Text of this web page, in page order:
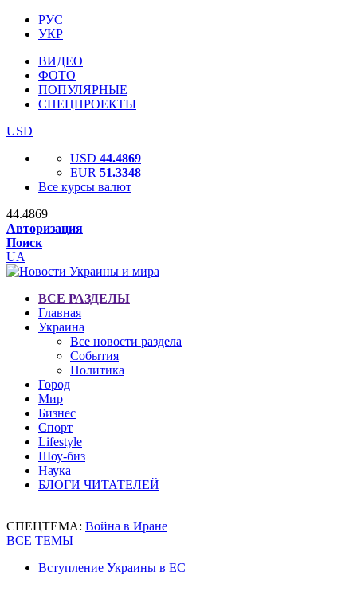
РУС
УКР
ВИДЕО
ФОТО
ПОПУЛЯРНЫЕ
СПЕЦПРОЕКТЫ
USD
USD 44.4869
EUR 51.3348
Все курсы валют
44.4869
Авторизация
Поиск
UA
ВСЕ РАЗДЕЛЫ
Главная
Украина
Все новости раздела
События
Политика
Город
Мир
Бизнес
Спорт
Lifestyle
Шоу-биз
Наука
БЛОГИ ЧИТАТЕЛЕЙ
СПЕЦТЕМА: Война в Иране
ВСЕ ТЕМЫ
Вступление Украины в ЕС